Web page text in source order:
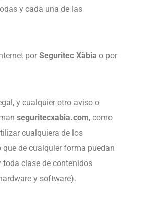
y cada una de las
por Seguritec Xàbia o por
y cualquier otro aviso o
seguritecxabia.com, como
cualquiera de los
de cualquier forma puedan
clase de contenidos
y software).